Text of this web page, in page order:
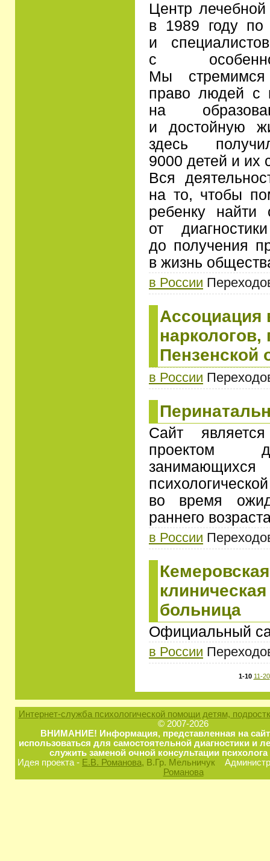
Центр лечебной
в 1989 году по
и
с
Мы стремимся
право людей с
на
и достойную
здесь
9000 детей и их
Вся
на то, чтобы
ребенку
от
до получения
в жизнь
в России
Ассоциация
наркологов,
Пензенской
в России
Сайт является
проектом
во время
раннего
в России
больница
Официальный
в России
1-10 11-20
Интернет-служба психологической помощи детям,
© 2007-2026
ВНИМАНИЕ! Информация, представленная на
использоваться для самостоятельной диагностики и
служить заменой очной консультации
Идея проекта - Е.В. Романова, В.Гр. Мельничук
Романова